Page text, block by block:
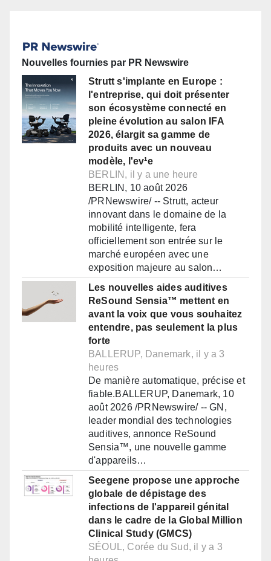
Nouvelles fournies par PR Newswire
Strutt s'implante en Europe :
l'entreprise, qui doit présenter
son écosystème connecté en
pleine évolution au salon IFA
2026, élargit sa gamme de
produits avec un nouveau
modèle, l'ev¹e
BERLIN, il y a une heure
BERLIN, 10 août 2026
/PRNewswire/ -- Strutt, acteur
innovant dans le domaine de la
mobilité intelligente, fera
officiellement son entrée sur le
marché européen avec une
exposition majeure au salon…
Les nouvelles aides auditives
ReSound Sensia™ mettent en
avant la voix que vous souhaitez
entendre, pas seulement la plus
forte
BALLERUP, Danemark, il y a 3
heures
De manière automatique, précise et
fiable.BALLERUP, Danemark, 10
août 2026 /PRNewswire/ -- GN,
leader mondial des technologies
auditives, annonce ReSound
Sensia™, une nouvelle gamme
d'appareils…
Seegene propose une approche
globale de dépistage des
infections de l'appareil génital
dans le cadre de la Global Million
Clinical Study (GMCS)
SÉOUL, Corée du Sud, il y a 3